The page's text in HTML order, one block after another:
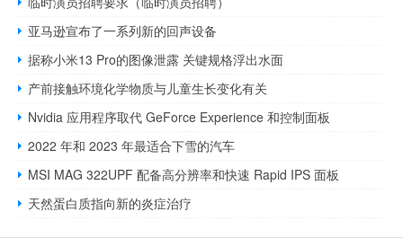
亚马逊宣布了一系列新的回声设备
据称小米13 Pro的图像泄露 关键规格浮出水面
产前接触环境化学物质与儿童生长变化有关
Nvidia 应用程序取代 GeForce Experience 和控制面板
2022 年和 2023 年最适合下雪的汽车
MSI MAG 322UPF 配备高分辨率和快速 Rapid IPS 面板
天然蛋白质指向新的炎症治疗